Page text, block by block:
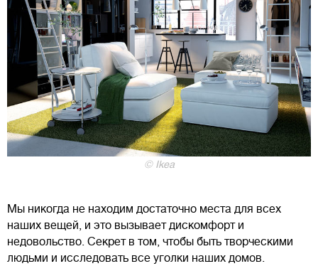
© Ikea
Мы никогда не находим достаточно места для всех
наших вещей, и это вызывает дискомфорт и
недовольство. Секрет в том, чтобы быть творческими
людьми и исследовать все уголки наших домов.